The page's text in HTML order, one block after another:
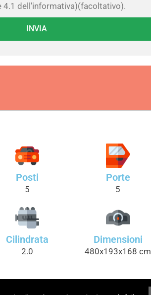
4.1 dell'informativa)(facoltativo).
INVIA
Posti
5
Porte
5
Cilindrata
2.0
Dimensioni
480x193x168 cm